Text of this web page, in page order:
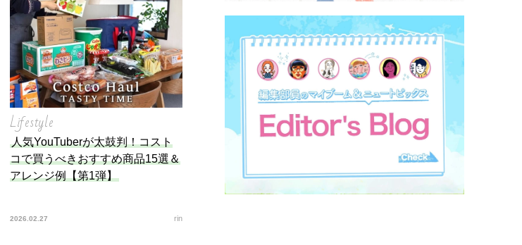
Lifestyle
人気YouTuberが太鼓判！コスト
コで買うべきおすすめ商品15選＆
アレンジ例【第1弾】
2026.02.27 rin